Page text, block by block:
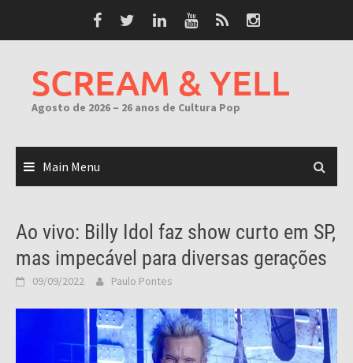
SCREAM & YELL
Agosto de 2026 – 26 anos de Cultura Pop
Main Menu
Ao vivo: Billy Idol faz show curto em SP,
mas impecável para diversas gerações
09/09/2022 Paulo Pontes